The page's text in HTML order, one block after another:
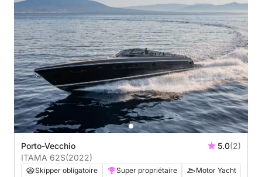
Porto-Vecchio 5.0(2)
ITAMA 62S(2022)
Skipper obligatoire Super propriétaire
Motor Yacht